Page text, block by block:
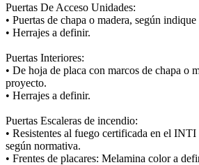
Puertas De Acceso Unidades:
• Puertas de chapa o madera, según
• Herrajes a definir.
Puertas Interiores:
• De hoja de placa con marcos de chapa o
proyecto.
• Herrajes a definir.
Puertas Escaleras de incendio:
• Resistentes al fuego certificada en el
según normativa.
• Frentes de placares: Melamina color a